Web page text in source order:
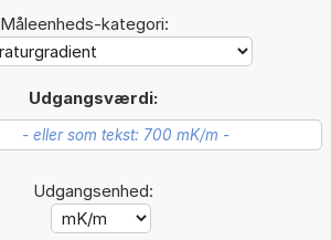
Måleenheds-kategori:
Udgangsværdi:
Udgangsenhed: